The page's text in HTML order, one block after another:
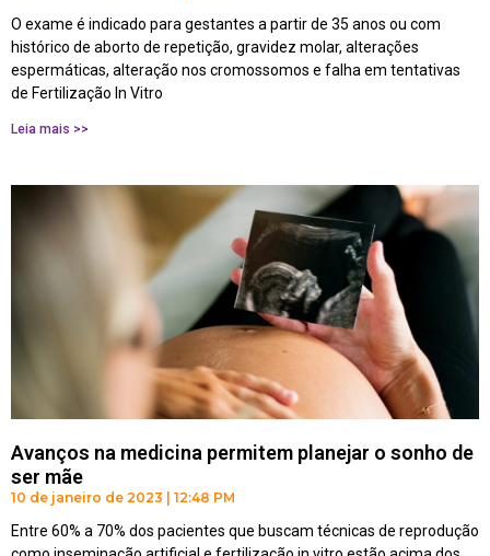
O exame é indicado para gestantes a partir de 35 anos ou com
histórico de aborto de repetição, gravidez molar, alterações
espermáticas, alteração nos cromossomos e falha em tentativas
de Fertilização In Vitro
Leia mais >>
Avanços na medicina permitem planejar o sonho de
ser mãe
10 de janeiro de 2023 12:48 PM
Entre 60% a 70% dos pacientes que buscam técnicas de reprodução